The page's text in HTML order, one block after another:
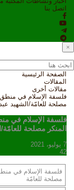
اتصل بنا
×
الصفحة الرئيسية
المقالات
مقالات أخرى
مصلحة للعامّة/الشهيد
المنكر مصلحة
7 يوليو، 2021
42
مصلحة للعامّة